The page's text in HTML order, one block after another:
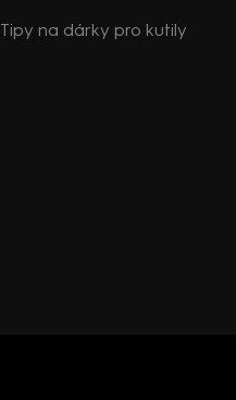
Tipy na dárky pro kutily